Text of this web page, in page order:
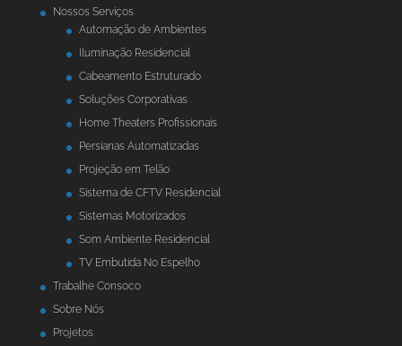
Nossos Serviços
Automação de Ambientes
Iluminação Residencial
Cabeamento Estruturado
Soluções Corporativas
Home Theaters Profissionais
Persianas Automatizadas
Projeção em Telão
Sistema de CFTV Residencial
Sistemas Motorizados
Som Ambiente Residencial
TV Embutida No Espelho
Trabalhe Consoco
Sobre Nós
Projetos